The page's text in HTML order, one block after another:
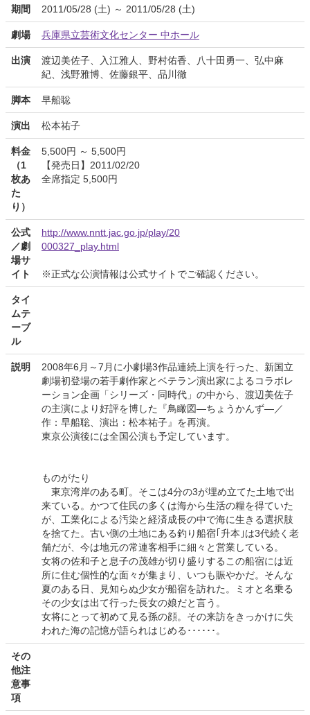
期間 2011/05/28 (土) ～ 2011/05/28 (土)
劇場 兵庫県立芸術文化センター 中ホール
出演
渡辺美佐子、入江雅人、野村佑香、八十田勇一、弘中麻
紀、浅野雅博、佐藤銀平、品川徹
脚本 早船聡
演出 松本祐子
料金
（1
枚あ
た
り）
5,500円 ～ 5,500円
【発売日】2011/02/20
全席指定 5,500円
公式
／劇
場サ
イト
http://www.nntt.jac.go.jp/play/20
000327_play.html
※正式な公演情報は公式サイトでご確認ください。
タイ
ムテ
ーブ
ル
説明
2008年6月～7月に小劇場3作品連続上演を行った、新国立
劇場初登場の若手劇作家とベテラン演出家によるコラボレ
ーション企画「シリーズ・同時代」の中から、渡辺美佐子
の主演により好評を博した『鳥瞰図―ちょうかんず―／
作：早船聡、演出：松本祐子』を再演。
東京公演後には全国公演も予定しています。
ものがたり
東京湾岸のある町。そこは4分の3が埋め立てた土地で出
来ている。かつて住民の多くは海から生活の糧を得ていた
が、工業化による汚染と経済成長の中で海に生きる選択肢
を捨てた。古い側の土地にある釣り船宿｢升本｣は3代続く老
舗だが、今は地元の常連客相手に細々と営業している。
女将の佐和子と息子の茂雄が切り盛りするこの船宿には近
所に住む個性的な面々が集まり、いつも賑やかだ。そんな
夏のある日、見知らぬ少女が船宿を訪れた。ミオと名乗る
その少女は出て行った長女の娘だと言う。
女将にとって初めて見る孫の顔。その来訪をきっかけに失
われた海の記憶が語られはじめる･･････。
その
他注
意事
項